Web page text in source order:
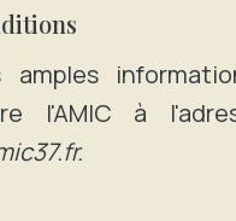
l'AMIC à